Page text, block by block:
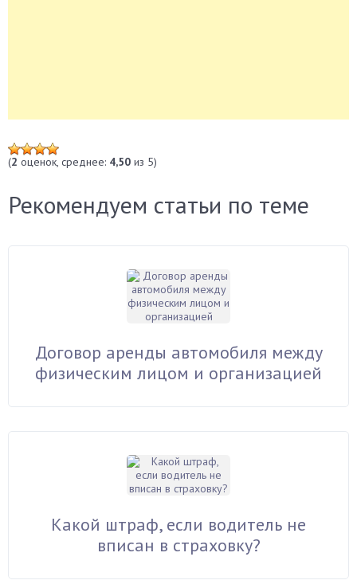
(2 оценок, среднее: 4,50 из 5)
Рекомендуем статьи по теме
Договор аренды автомобиля между
физическим лицом и организацией
Какой штраф, если водитель не
вписан в страховку?